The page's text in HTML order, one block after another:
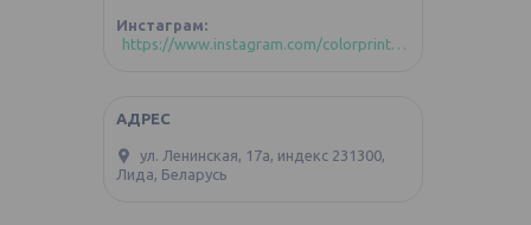
Инстаграм
ул. Ленинская, 17а, индекс 231300,
Лида, Беларусь